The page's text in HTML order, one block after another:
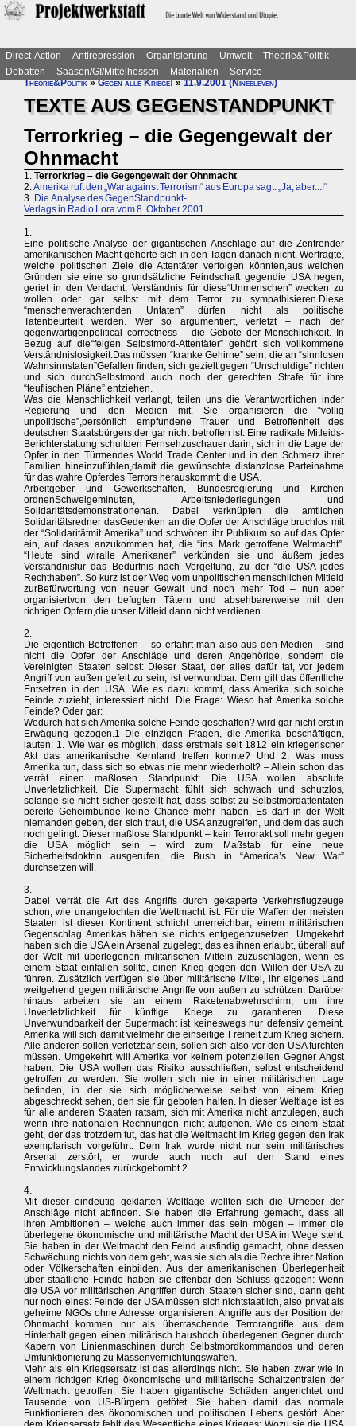
Direct-Action Antirepression Organisierung Umwelt
Theorie&Politik
Debatten
Saasen/GI/Mittelhessen Materialien
Service
Theorie&Politik»Gegen alle Kriege!»11.9.2001 (Nineeleven)
TEXTE AUS GEGENSTANDPUNKT
Terrorkrieg – die Gegengewalt der
Ohnmacht
1. Terrorkrieg – die Gegengewalt der Ohnmacht
2.Amerika ruft den „War against Terrorism“ aus Europa sagt: „Ja, aber...!“
3. Die Analyse des GegenStandpunkt-
Verlags in Radio Lora vom 8. Oktober 2001
1.
Eine politische Analyse der gigantischen Anschläge auf die Zentrender
amerikanischen Macht gehörte sich in den Tagen danach nicht. Werfragte,
welche politischen Ziele die Attentäter verfolgen könnten,aus welchen
Gründen sie eine so grundsätzliche Feindschaft gegendie USA hegen,
geriet in den Verdacht, Verständnis für diese“Unmenschen” wecken zu
wollen oder gar selbst mit dem Terror zu sympathisieren.Diese
“menschenverachtenden Untaten” dürfen nicht als politische
Tatenbeurteilt werden. Wer so argumentiert, verletzt – nach der
gegenwärtigenpolitical correctness – die Gebote der Menschlichkeit. In
Bezug auf die“feigen Selbstmord-Attentäter” gehört sich vollkommene
Verständnislosigkeit:Das müssen “kranke Gehirne” sein, die an “sinnlosen
Wahnsinnstaten”Gefallen finden, sich gezielt gegen “Unschuldige” richten
und sich durchSelbstmord auch noch der gerechten Strafe für ihre
“teuflischen Pläne” entziehen.
Was die Menschlichkeit verlangt, teilen uns die Verantwortlichen inder
Regierung und den Medien mit. Sie organisieren die “völlig
unpolitische”,persönlich empfundene Trauer und Betroffenheit des
deutschen Staatsbürgers,der gar nicht betroffen ist. Eine radikale Mitleids-
Berichterstattung schultden Fernsehzuschauer darin, sich in die Lage der
Opfer in den Türmendes World Trade Center und in den Schmerz ihrer
Familien hineinzufühlen,damit die gewünschte distanzlose Parteinahme
für das wahre Opferdes Terrors herauskommt: die USA.
Arbeitgeber und Gewerkschaften, Bundesregierung und Kirchen
ordnenSchweigeminuten, Arbeitsniederlegungen und
Solidaritätsdemonstrationenan. Dabei verknüpfen die amtlichen
Solidaritätsredner dasGedenken an die Opfer der Anschläge bruchlos mit
der “Solidaritätmit Amerika” und schwören ihr Publikum so auf das Opfer
ein, auf dases anzukommen hat, die “ins Mark getroffene Weltmacht”.
“Heute sind wiralle Amerikaner” verkünden sie und äußern jedes
Verständnisfür das Bedürfnis nach Vergeltung, zu der “die USA jedes
Rechthaben”. So kurz ist der Weg vom unpolitischen menschlichen Mitleid
zurBefürwortung von neuer Gewalt und noch mehr Tod – nun aber
organisiertvon den befugten Tätern und absehbarerweise mit den
richtigen Opfern,die unser Mitleid dann nicht verdienen.
2.
Die eigentlich Betroffenen – so erfährt man also aus den Medien – sind
nicht die Opfer der Anschläge und deren Angehörige, sondern die
Vereinigten Staaten selbst: Dieser Staat, der alles dafür tat, vor jedem
Angriff von außen gefeit zu sein, ist verwundbar. Dem gilt das öffentliche
Entsetzen in den USA. Wie es dazu kommt, dass Amerika sich solche
Feinde zuzieht, interessiert nicht. Die Frage: Wieso hat Amerika solche
Feinde? Oder gar:
Wodurch hat sich Amerika solche Feinde geschaffen? wird gar nicht erst in
Erwägung gezogen.1 Die einzigen Fragen, die Amerika beschäftigen,
lauten: 1. Wie war es möglich, dass erstmals seit 1812 ein kriegerischer
Akt das amerikanische Kernland treffen konnte? Und 2. Was muss
Amerika tun, dass sich so etwas nie mehr wiederholt? – Allein schon das
verrät einen maßlosen Standpunkt: Die USA wollen absolute
Unverletzlichkeit. Die Supermacht fühlt sich schwach und schutzlos,
solange sie nicht sicher gestellt hat, dass selbst zu Selbstmordattentaten
bereite Geheimbünde keine Chance mehr haben. Es darf in der Welt
niemanden geben, der sich traut, die USA anzugreifen, und dem das auch
noch gelingt. Dieser maßlose Standpunkt – kein Terrorakt soll mehr gegen
die USA möglich sein – wird zum Maßstab für eine neue
Sicherheitsdoktrin ausgerufen, die Bush in “America’s New War”
durchsetzen will.
3.
Dabei verrät die Art des Angriffs durch gekaperte Verkehrsflugzeuge
schon, wie unangefochten die Weltmacht ist. Für die Waffen der meisten
Staaten ist dieser Kontinent schlicht unerreichbar; einem militärischen
Gegenschlag Amerikas hätten sie nichts entgegenzusetzen. Umgekehrt
haben sich die USA ein Arsenal zugelegt, das es ihnen erlaubt, überall auf
der Welt mit überlegenen militärischen Mitteln zuzuschlagen, wenn es
einem Staat einfallen sollte, einen Krieg gegen den Willen der USA zu
führen. Zusätzlich verfügen sie über militärische Mittel, ihr eigenes Land
weitgehend gegen militärische Angriffe von außen zu schützen. Darüber
hinaus arbeiten sie an einem Raketenabwehrschirm, um ihre
Unverletzlichkeit für künftige Kriege zu garantieren. Diese
Unverwundbarkeit der Supermacht ist keineswegs nur defensiv gemeint.
Amerika will sich damit vielmehr die einseitige Freiheit zum Krieg sichern.
Alle anderen sollen verletzbar sein, sollen sich also vor den USA fürchten
müssen. Umgekehrt will Amerika vor keinem potenziellen Gegner Angst
haben. Die USA wollen das Risiko ausschließen, selbst entscheidend
getroffen zu werden. Sie wollen sich nie in einer militärischen Lage
befinden, in der sie sich möglicherweise selbst von einem Krieg
abgeschreckt sehen, den sie für geboten halten. In dieser Weltlage ist es
für alle anderen Staaten ratsam, sich mit Amerika nicht anzulegen, auch
wenn ihre nationalen Rechnungen nicht aufgehen. Wie es einem Staat
geht, der das trotzdem tut, das hat die Weltmacht im Krieg gegen den Irak
exemplarisch vorgeführt: Dem Irak wurde nicht nur sein militärisches
Arsenal zerstört, er wurde auch noch auf den Stand eines
Entwicklungslandes zurückgebombt.2
4.
Mit dieser eindeutig geklärten Weltlage wollten sich die Urheber der
Anschläge nicht abfinden. Sie haben die Erfahrung gemacht, dass all
ihren Ambitionen – welche auch immer das sein mögen – immer die
überlegene ökonomische und militärische Macht der USA im Wege steht.
Sie haben in der Weltmacht den Feind ausfindig gemacht, ohne dessen
Schwächung nichts von dem geht, was sie sich als die Rechte ihrer Nation
oder Völkerschaften einbilden. Aus der amerikanischen Überlegenheit
über staatliche Feinde haben sie offenbar den Schluss gezogen: Wenn
die USA vor militärischen Angriffen durch Staaten sicher sind, dann geht
nur noch eines: Feinde der USA müssen sich nichtstaatlich, also privat als
geheime NGOs ohne Adresse organisieren. Angriffe aus der Position der
Ohnmacht kommen nur als überraschende Terrorangriffe aus dem
Hinterhalt gegen einen militärisch haushoch überlegenen Gegner durch:
Kapern von Linienmaschinen durch Selbstmordkommandos und deren
Umfunktionierung zu Massenvernichtungswaffen.
Mehr als ein Kriegsersatz ist das allerdings nicht. Sie haben zwar wie in
einem richtigen Krieg ökonomische und militärische Schaltzentralen der
Weltmacht getroffen. Sie haben gigantische Schäden angerichtet und
Tausende von US-Bürgern getötet. Sie haben damit das normale
Funktionieren des ökonomischen und politischen Lebens gestört. Aber